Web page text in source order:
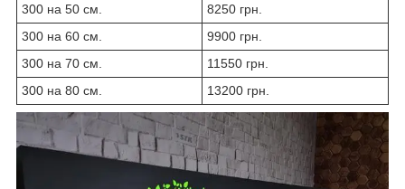
300 на 50 см.
8250 грн.
300 на 60 см.
9900 грн.
300 на 70 см.
11550 грн.
300 на 80 см.
13200 грн.